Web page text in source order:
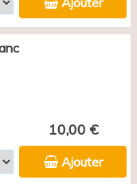
10,00 €
Ajouter